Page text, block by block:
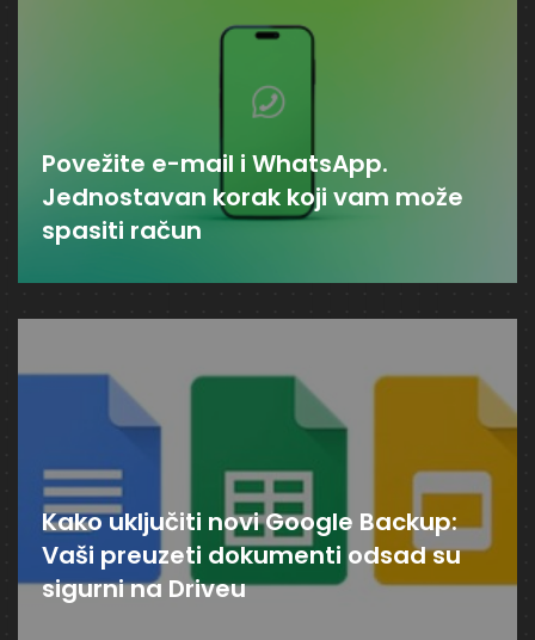
Povežite e-mail i WhatsApp.
Jednostavan korak koji vam može
spasiti račun
Kako uključiti novi Google Backup:
Vaši preuzeti dokumenti odsad su
sigurni na Driveu